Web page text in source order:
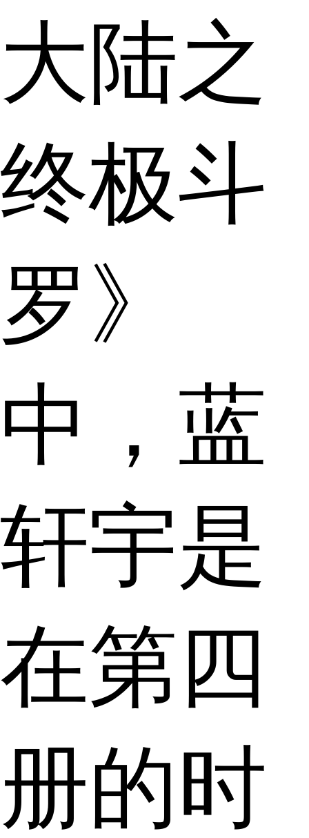
大陆之
终极斗
罗》
中，蓝
轩宇是
在第四
册的时